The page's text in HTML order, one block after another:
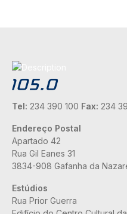
Tel: 234 390 100 Fax: 234
Endereço Postal
Apartado 42
Rua Gil Eanes 31
3834-908 Gafanha da
Estúdios
Rua Prior Guerra